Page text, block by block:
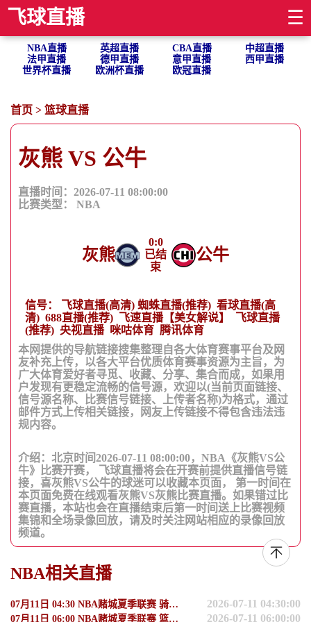
飞球直播 ☰
NBA直播 英超直播 CBA直播
中超直播
法甲直播
德甲直播 意甲直播
西甲直播
世界杯直播
欧洲杯直播 欧冠直播
首页 > 篮球直播
灰熊 VS 公牛
直播时间：2026-07-11 08:00:00
比赛类型： NBA
灰熊
0:0
已结
束
公牛
信号： 飞球直播(高清) 蜘蛛直播(推荐) 看球直播(高
清) 688直播(推荐) 飞速直播【美女解说】
飞球直播
(推荐) 央视直播 咪咕体育 腾讯体育
本网提供的导航链接搜集整理自各大体育赛事平台及网
友补充上传，以各大平台优质体育赛事资源为主旨，为
广大体育爱好者寻觅、收藏、分享、集合而成，如果用
户发现有更稳定流畅的信号源，欢迎以(当前页面链接、
信号源名称、比赛信号链接、上传者名称)为格式，通过
邮件方式上传相关链接，网友上传链接不得包含违法违
规内容。
介绍：北京时间2026-07-11 08:00:00，NBA《灰熊VS公
牛》比赛开赛， 飞球直播将会在开赛前提供直播信号链
接，喜灰熊VS公牛的球迷可以收藏本页面， 第一时间在
本页面免费在线观看灰熊VS灰熊比赛直播。如果错过比
赛直播，本站也会在直播结束后第一时间送上比赛视频
集锦和全场录像回放，请及时关注网站相应的录像回放
频道。
NBA相关直播
07月11日 04:30 NBA赌城夏季联赛 骑士vs步行者 2026-07-11 04:30:00
07月11日 06:00 NBA赌城夏季联赛 篮网vs尼克斯 2026-07-11 06:00:00